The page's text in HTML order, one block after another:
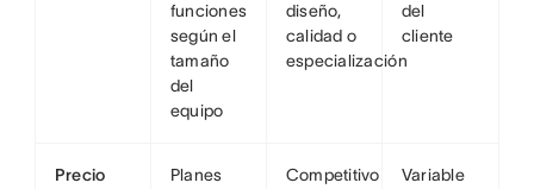
funciones
según el
tamaño
del
equipo
diseño,
calidad o
especialización
del
cliente
Precio
Planes
Competitivo
Variable